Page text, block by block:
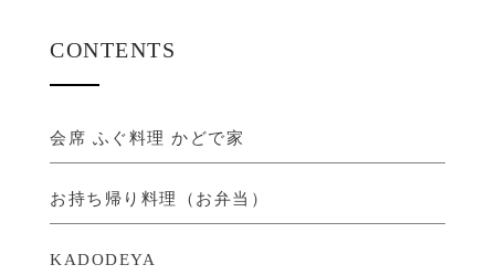
CONTENTS
会席 ふぐ料理 かどで家
お持ち帰り料理（お弁当）
KADODEYA